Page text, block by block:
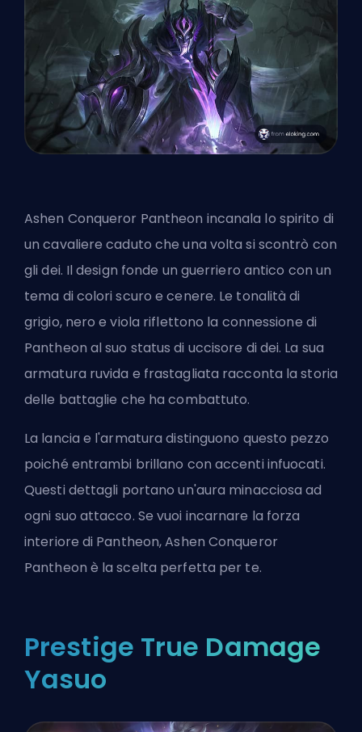
Ashen Conqueror Pantheon incanala lo spirito di
un cavaliere caduto che una volta si scontrò con
gli dei. Il design fonde un guerriero antico con un
tema di colori scuro e cenere. Le tonalità di
grigio, nero e viola riflettono la connessione di
Pantheon al suo status di uccisore di dei. La sua
armatura ruvida e frastagliata racconta la storia
delle battaglie che ha combattuto.
La lancia e l'armatura distinguono questo pezzo
poiché entrambi brillano con accenti infuocati.
Questi dettagli portano un'aura minacciosa ad
ogni suo attacco. Se vuoi incarnare la forza
interiore di Pantheon, Ashen Conqueror
Pantheon è la scelta perfetta per te.
Prestige True Damage
Yasuo